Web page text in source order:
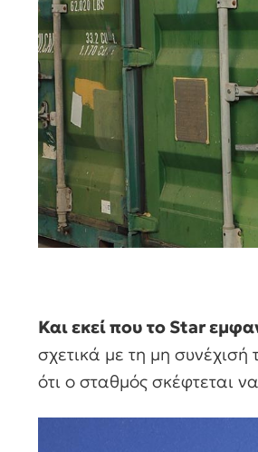
Και εκεί που το Star
σχετικά με τη μη συνέχισή
ότι ο σταθμός σκέφτεται